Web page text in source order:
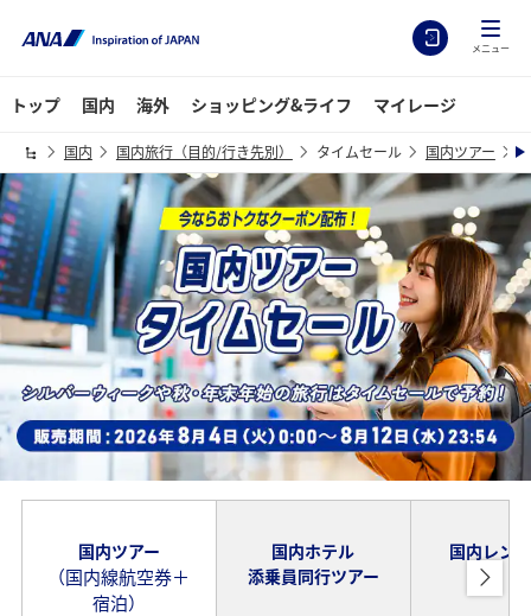
メニュー
トップ 国内 海外 ショッピング&ライフ マイレージ
国内 国内旅行（目的/行き先別） タイムセール 国内ツアー
国内ツアー
（国内線航空券＋
宿泊）
国内ホテル
添乗員同行ツアー
国内レン